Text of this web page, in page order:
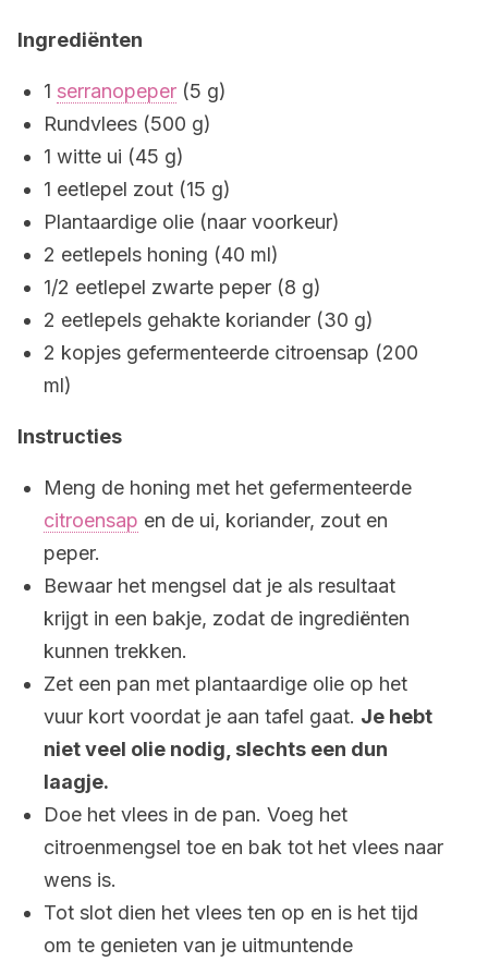
Ingrediënten
1 serranopeper (5 g)
Rundvlees (500 g)
1 witte ui (45 g)
1 eetlepel zout (15 g)
Plantaardige olie (naar voorkeur)
2 eetlepels honing (40 ml)
1/2 eetlepel zwarte peper (8 g)
2 eetlepels gehakte koriander (30 g)
2 kopjes gefermenteerde citroensap (200
ml)
Instructies
Meng de honing met het gefermenteerde
citroensap en de ui, koriander, zout en
peper.
Bewaar het mengsel dat je als resultaat
krijgt in een bakje, zodat de ingrediënten
kunnen trekken.
Zet een pan met plantaardige olie op het
vuur kort voordat je aan tafel gaat. Je hebt
niet veel olie nodig, slechts een dun
laagje.
Doe het vlees in de pan. Voeg het
citroenmengsel toe en bak tot het vlees naar
wens is.
Tot slot dien het vlees ten op en is het tijd
om te genieten van je uitmuntende